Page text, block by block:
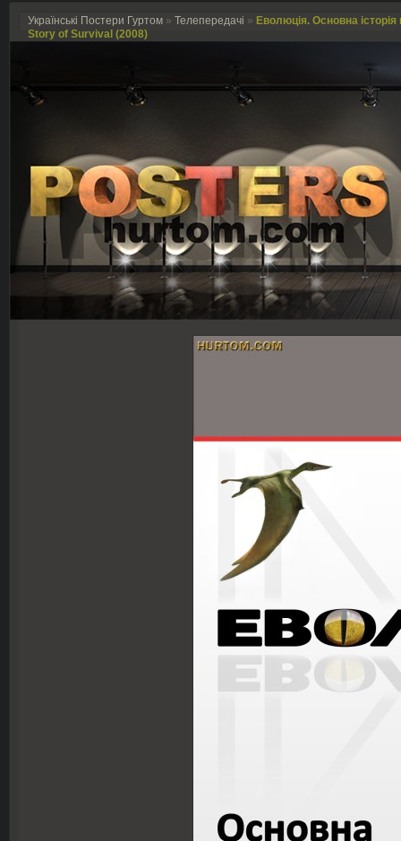
Українські Постери Гуртом » Телепередачі » Еволюція. Основна
Story of Survival (2008)